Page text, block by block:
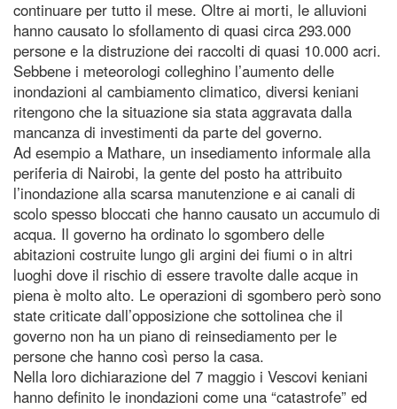
continuare per tutto il mese. Oltre ai morti, le alluvioni
hanno causato lo sfollamento di quasi circa 293.000
persone e la distruzione dei raccolti di quasi 10.000 acri.
Sebbene i meteorologi colleghino l’aumento delle
inondazioni al cambiamento climatico, diversi keniani
ritengono che la situazione sia stata aggravata dalla
mancanza di investimenti da parte del governo.
Ad esempio a Mathare, un insediamento informale alla
periferia di Nairobi, la gente del posto ha attribuito
l’inondazione alla scarsa manutenzione e ai canali di
scolo spesso bloccati che hanno causato un accumulo di
acqua. Il governo ha ordinato lo sgombero delle
abitazioni costruite lungo gli argini dei fiumi o in altri
luoghi dove il rischio di essere travolte dalle acque in
piena è molto alto. Le operazioni di sgombero però sono
state criticate dall’opposizione che sottolinea che il
governo non ha un piano di reinsediamento per le
persone che hanno così perso la casa.
Nella loro dichiarazione del 7 maggio i Vescovi keniani
hanno definito le inondazioni come una “catastrofe” ed